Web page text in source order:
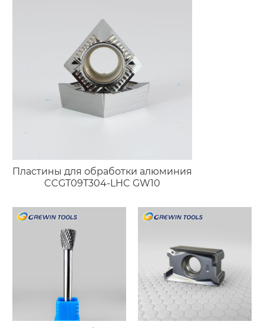
Пластины для обработки алюминия
CCGT09T304-LHC GW10